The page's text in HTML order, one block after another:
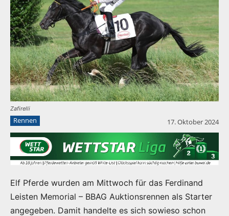
Zafirelli
Rennen 17. Oktober 2024
Elf Pferde wurden am Mittwoch für das Ferdinand
Leisten Memorial – BBAG Auktionsrennen als Starter
angegeben. Damit handelte es sich sowieso schon